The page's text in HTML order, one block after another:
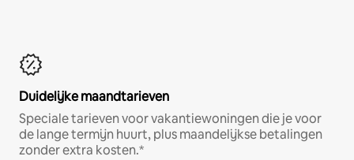
Duidelijke maandtarieven
Speciale tarieven voor vakantiewoningen die je voor
de lange termijn huurt, plus maandelijkse betalingen
zonder extra kosten.*